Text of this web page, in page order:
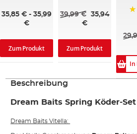
35,85 € -35,99
€
Zum Produkt
39,99 €
35,94
€
Zum Produkt
In
Beschreibung
Dream Baits Spring Köder-Set
Dream Baits Vitella: